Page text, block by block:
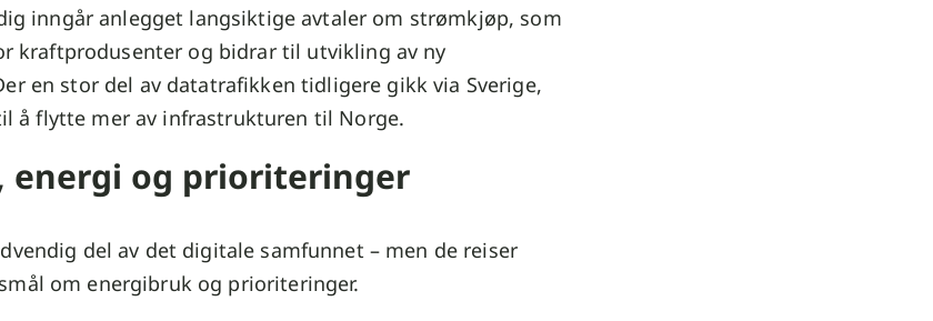
inngår anlegget langsiktige avtaler om strømkjøp, som
kraftprodusenter og bidrar til utvikling av ny
en stor del av datatrafikken tidligere gikk via Sverige,
å flytte mer av infrastrukturen til Norge.
energi og prioriteringer
del av det digitale samfunnet – men de reiser
om energibruk og prioriteringer.